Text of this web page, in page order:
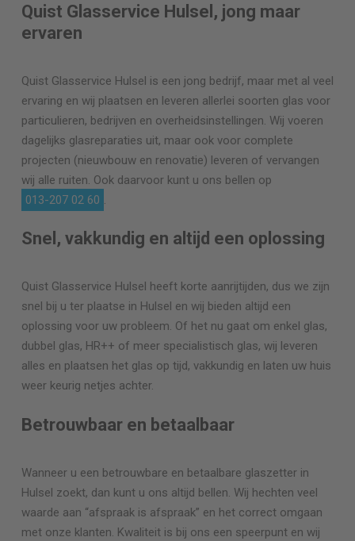
Quist Glasservice Hulsel, jong maar
ervaren
Quist Glasservice Hulsel is een jong bedrijf, maar met al veel
ervaring en wij plaatsen en leveren allerlei soorten glas voor
particulieren, bedrijven en overheidsinstellingen. Wij voeren
dagelijks glasreparaties uit, maar ook voor complete
projecten (nieuwbouw en renovatie) leveren of vervangen
wij alle ruiten. Ook daarvoor kunt u ons bellen op
013-207 02 60 .
Snel, vakkundig en altijd een oplossing
Quist Glasservice Hulsel heeft korte aanrijtijden, dus we zijn
snel bij u ter plaatse in Hulsel en wij bieden altijd een
oplossing voor uw probleem. Of het nu gaat om enkel glas,
dubbel glas, HR++ of meer specialistisch glas, wij leveren
alles en plaatsen het glas op tijd, vakkundig en laten uw huis
weer keurig netjes achter.
Betrouwbaar en betaalbaar
Wanneer u een betrouwbare en betaalbare glaszetter in
Hulsel zoekt, dan kunt u ons altijd bellen. Wij hechten veel
waarde aan “afspraak is afspraak” en het correct omgaan
met onze klanten. Kwaliteit is bij ons een speerpunt en wij